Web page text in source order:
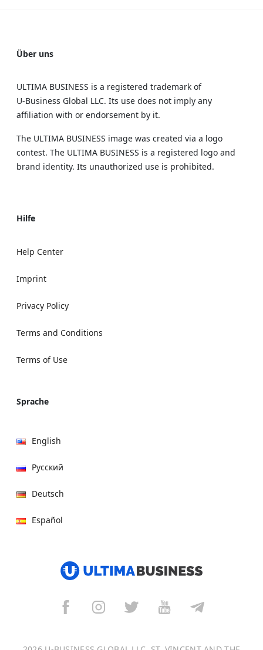
Über uns
ULTIMA BUSINESS is a registered trademark of
U‑Business Global LLC. Its use does not imply any
affiliation with or endorsement by it.
The ULTIMA BUSINESS image was created via a logo
contest. The ULTIMA BUSINESS is a registered logo and
brand identity. Its unauthorized use is prohibited.
Hilfe
Help Center
Imprint
Privacy Policy
Terms and Conditions
Terms of Use
Sprache
English
Русский
Deutsch
Español